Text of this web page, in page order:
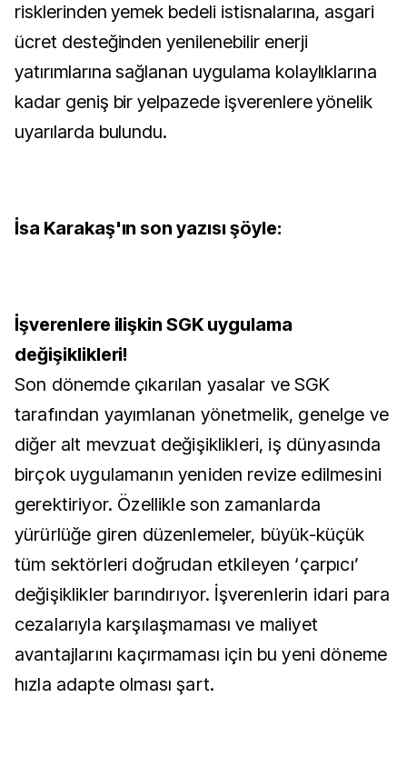
risklerinden yemek bedeli istisnalarına, asgari
ücret desteğinden yenilenebilir enerji
yatırımlarına sağlanan uygulama kolaylıklarına
kadar geniş bir yelpazede işverenlere yönelik
uyarılarda bulundu.
İsa Karakaş'ın son yazısı şöyle:
İşverenlere ilişkin SGK uygulama
değişiklikleri!
Son dönemde çıkarılan yasalar ve SGK
tarafından yayımlanan yönetmelik, genelge ve
diğer alt mevzuat değişiklikleri, iş dünyasında
birçok uygulamanın yeniden revize edilmesini
gerektiriyor. Özellikle son zamanlarda
yürürlüğe giren düzenlemeler, büyük-küçük
tüm sektörleri doğrudan etkileyen ‘çarpıcı’
değişiklikler barındırıyor. İşverenlerin idari para
cezalarıyla karşılaşmaması ve maliyet
avantajlarını kaçırmaması için bu yeni döneme
hızla adapte olması şart.